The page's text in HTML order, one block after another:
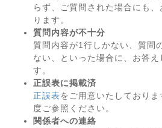
らず、ご質問された場合にも
ります。
質問内容が不十分
質問内容が1行しかない、質問
ない、といった場合に、お答え
す。
正誤表に掲載済
正誤表をご用意いたしており
度ご参照ください。
関係者への連絡